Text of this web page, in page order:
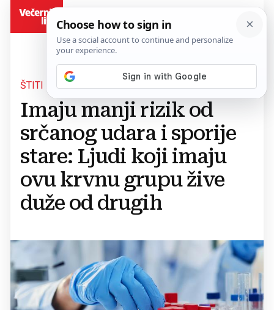
ŠTITI I OD KRONIČNIH BOLESTI
Imaju manji rizik od
srčanog udara i sporije
stare: Ljudi koji imaju
ovu krvnu grupu žive
duže od drugih